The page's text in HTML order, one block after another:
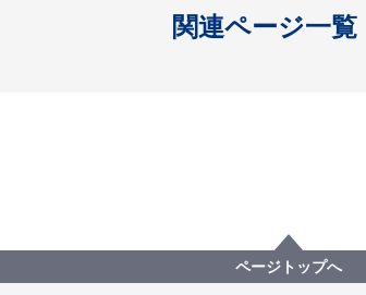
関連ページ一覧
開く
ページトップへ